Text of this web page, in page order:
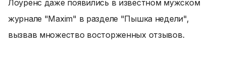
Лоуренс даже появились в известном мужском
журнале "Maxim" в разделе "Пышка недели",
вызвав множество восторженных отзывов.